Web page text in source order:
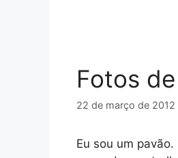
Fotos
22 de março de 2012
Eu sou um